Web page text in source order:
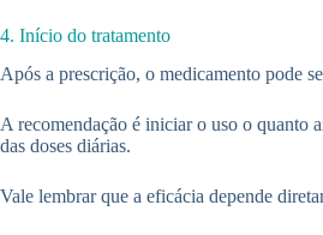
4. Início do tratamento
Após a prescrição, o medicamento pode
A recomendação é iniciar o uso o quanto
das doses diárias.
Vale lembrar que a eficácia depende